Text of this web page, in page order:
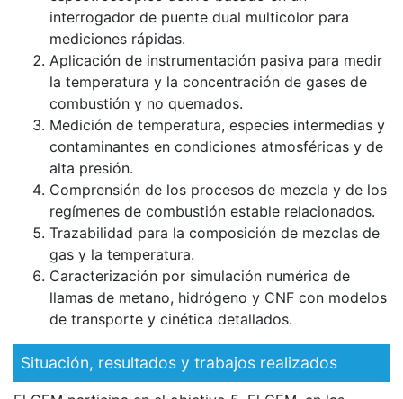
interrogador de puente dual multicolor para
mediciones rápidas.
Aplicación de instrumentación pasiva para medir
la temperatura y la concentración de gases de
combustión y no quemados.
Medición de temperatura, especies intermedias y
contaminantes en condiciones atmosféricas y de
alta presión.
Comprensión de los procesos de mezcla y de los
regímenes de combustión estable relacionados.
Trazabilidad para la composición de mezclas de
gas y la temperatura.
Caracterización por simulación numérica de
llamas de metano, hidrógeno y CNF con modelos
de transporte y cinética detallados.
Situación, resultados y trabajos realizados